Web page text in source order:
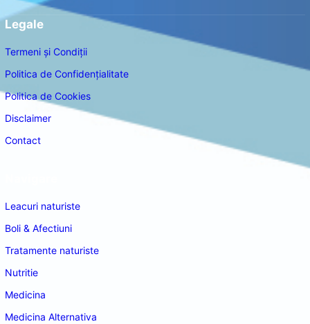
Legale
Termeni și Condiții
Politica de Confidențialitate
Politica de Cookies
Disclaimer
Contact
Leacuri naturiste
Boli & Afectiuni
Tratamente naturiste
Nutritie
Medicina
Medicina Alternativa